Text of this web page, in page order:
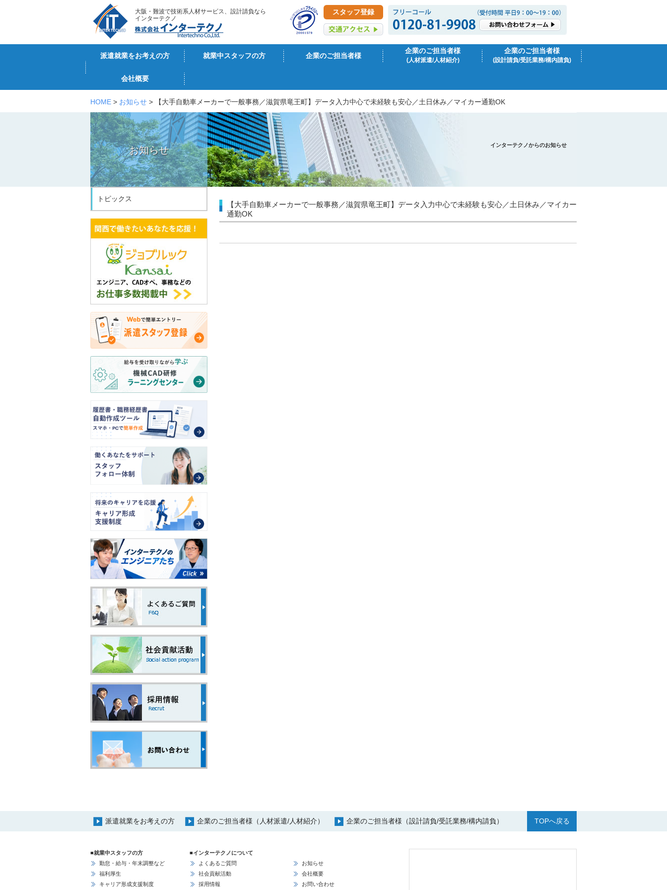
大阪・難波で技術系人材サービス、設計請負なら
インターテクノ
スタッフ登録
派遣就業をお考えの方 就業中スタッフの方 企業のご担当者様
企業のご担当者様
(人材派遣/人材紹介)
企業のご担当者様
(設計請負/受託業務/構内請負)
会社概要
HOME > お知らせ > 【大手自動車メーカーで一般事務／滋賀県竜王町】データ入力中心で未経験も安心／土日休み／マイカー通勤OK
インターテクノからのお知らせ
【大手自動車メーカーで一般事務／滋賀県竜王町】データ入力中心で未経験も安心／土日休み／マイカー
通勤OK
お知らせ
トピックス
派遣就業をお考えの方 企業のご担当者様（人材派遣/人材紹介） 企業のご担当者様（設計請負/受託業務/構内請負） TOPへ戻る
■就業中スタッフの方
勤怠・給与・年末調整など
福利厚生
キャリア形成支援制度
■インターテクノについて
よくあるご質問
お知らせ
社会貢献活動
会社概要
採用情報
お問い合わせ